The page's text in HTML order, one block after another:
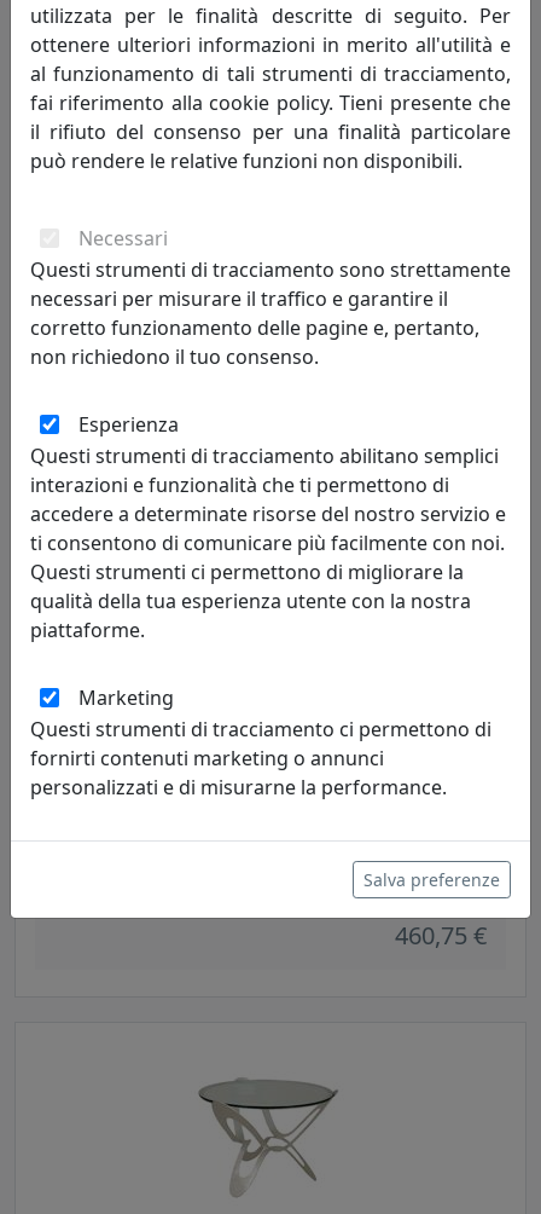
555,75 €
Arti e Mestieri
460,75 €
0CO2879C116
460,75 €
utilizzata per le finalità descritte di seguito. Per
ottenere ulteriori informazioni in merito all'utilità e
al funzionamento di tali strumenti di tracciamento,
fai riferimento alla cookie policy. Tieni presente che
il rifiuto del consenso per una finalità particolare
può rendere le relative funzioni non disponibili.
Necessari
Questi strumenti di tracciamento sono strettamente
necessari per misurare il traffico e garantire il
corretto funzionamento delle pagine e, pertanto,
non richiedono il tuo consenso.
Esperienza
Questi strumenti di tracciamento abilitano semplici
interazioni e funzionalità che ti permettono di
accedere a determinate risorse del nostro servizio e
ti consentono di comunicare più facilmente con noi.
Questi strumenti ci permettono di migliorare la
qualità della tua esperienza utente con la nostra
piattaforme.
Marketing
Questi strumenti di tracciamento ci permettono di
fornirti contenuti marketing o annunci
personalizzati e di misurarne la performance.
Salva preferenze